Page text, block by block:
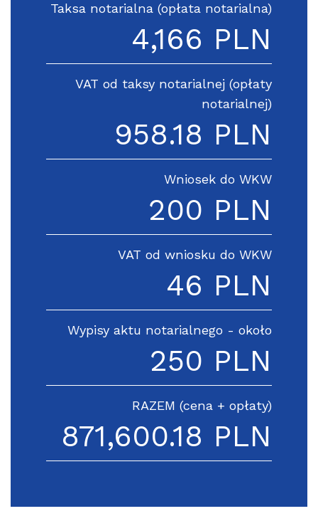
Taksa notarialna (opłata notarialna)
4,166 PLN
VAT od taksy notarialnej (opłaty
notarialnej)
958.18 PLN
Wniosek do WKW
200 PLN
VAT od wniosku do WKW
46 PLN
Wypisy aktu notarialnego - około
250 PLN
RAZEM (cena + opłaty)
871,600.18 PLN